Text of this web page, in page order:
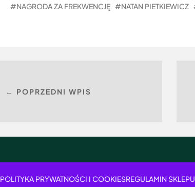
NAGRODA ZA FREKWENCJĘ
NATAN PIETKIEWICZ
← POPRZEDNI WPIS
POLITYKA PRYWATNOŚCI I COOKIESREGULAMIN SKLEPU